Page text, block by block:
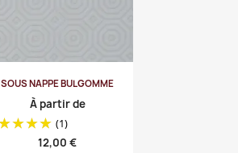
SOUS NAPPE BULGOMME
À partir de
(1)
Prix
12,00 €